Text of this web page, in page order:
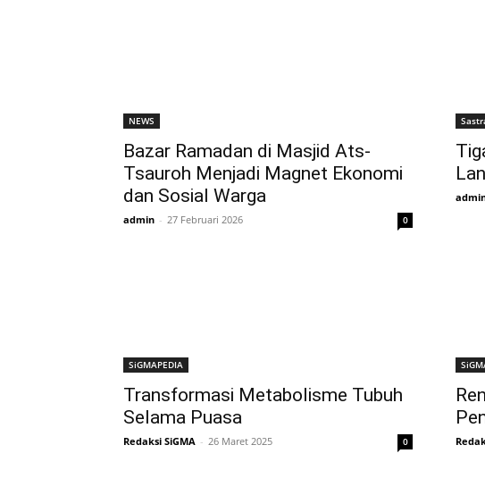
NEWS
Bazar Ramadan di Masjid Ats-
Tsauroh Menjadi Magnet Ekonomi
dan Sosial Warga
admin - 27 Februari 2026 0
SiGMAPEDIA
Transformasi Metabolisme Tubuh
Selama Puasa
Redaksi SiGMA - 26 Maret 2025 0